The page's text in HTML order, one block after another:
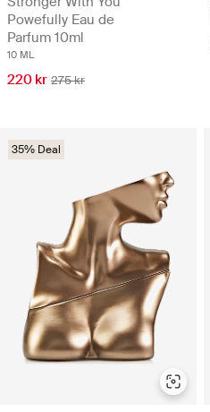
Powefully Eau de
Parfum 10ml
10 ML
220 kr 275 kr
35% Deal